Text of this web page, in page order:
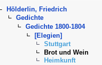
Hölderlin, Friedrich
Gedichte
Gedichte 1800-1804
[Elegien]
Stuttgart
Brot und Wein
Heimkunft